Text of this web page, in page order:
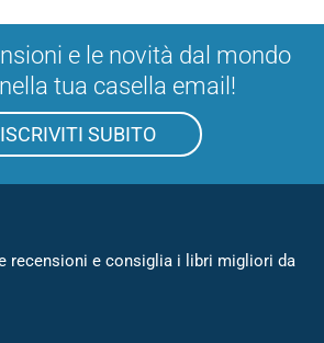
e le novità dal mondo
tua casella email!
ISCRIVITI SUBITO
recensioni e consiglia i libri migliori da